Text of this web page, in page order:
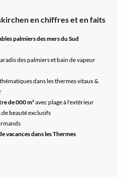
en chiffres et en faits
palmiers des mers du Sud
des palmiers et bain de vapeur
dans les thermes vitaux &
de 000 m²avec plage à l'extérieur
de beauté exclusifs
vacances dans les Thermes